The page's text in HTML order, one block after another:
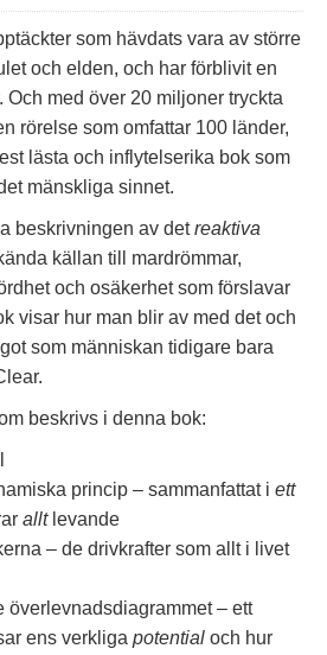
som hävdats vara av större
och elden, och har förblivit en
Och med över 20 miljoner tryckta
rörelse som omfattar 100 länder,
lästa och inflytelserika bok som
mänskliga sinnet.
beskrivningen av detreaktiva
källan till mardrömmar,
och osäkerhet som förslavar
visar hur man blir av med det och
som människan tidigare bara
beskrivs i denna bok:
princip – sammanfattat i ett
alltlevande
– de drivkrafter som allt i livet
överlevnadsdiagrammet – ett
ens verkliga potential och hur